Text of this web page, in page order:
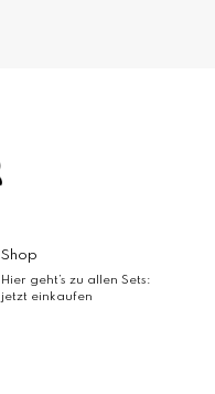
Shop
Hier geht’s zu allen Sets:
jetzt einkaufen